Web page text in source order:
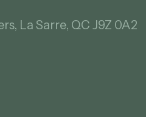
La Sarre, QC J9Z 0A2